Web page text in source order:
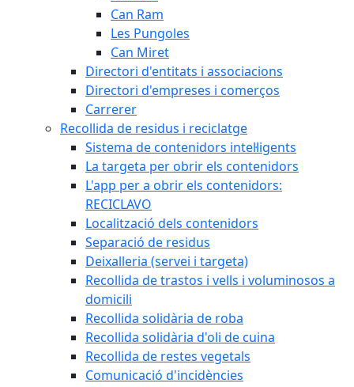
Can Ram
Les Pungoles
Can Miret
Directori d'entitats i associacions
Directori d'empreses i comerços
Carrerer
Recollida de residus i reciclatge
Sistema de contenidors intel·ligents
La targeta per obrir els contenidors
L'app per a obrir els contenidors:
RECICLAVO
Localització dels contenidors
Separació de residus
Deixalleria (servei i targeta)
Recollida de trastos i vells i voluminosos a
domicili
Recollida solidària de roba
Recollida solidària d'oli de cuina
Recollida de restes vegetals
Comunicació d'incidències